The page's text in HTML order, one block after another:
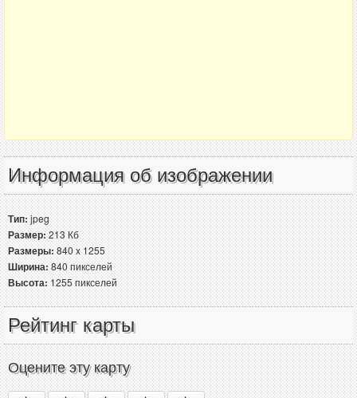
Информация об изображении
Тип:jpeg
Размер:213 Кб
Размеры:840 x 1255
Ширина:840 пикселей
Высота:1255 пикселей
Рейтинг карты
Оцените эту карту